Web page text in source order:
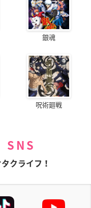
銀魂
呪術廻戦
SNS
クライフ！